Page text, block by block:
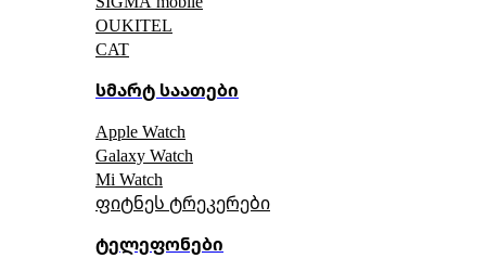
OUKITEL
CAT
სმარტ საათები
Apple Watch
Galaxy Watch
Mi Watch
ფიტნეს ტრეკერები
ტელეფონები